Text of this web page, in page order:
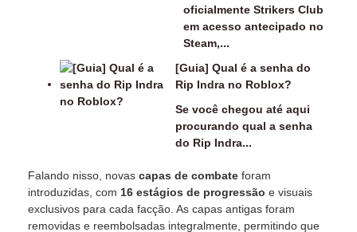
oficialmente Strikers Club
em acesso antecipado no
Steam,...
[Guia] Qual é a senha do
Rip Indra no Roblox?
Se você chegou até aqui
procurando qual a senha
do Rip Indra...
Falando nisso, novas capas de combate foram
introduzidas, com 16 estágios de progressão e visuais
exclusivos para cada facção. As capas antigas foram
removidas e reembolsadas integralmente, permitindo que